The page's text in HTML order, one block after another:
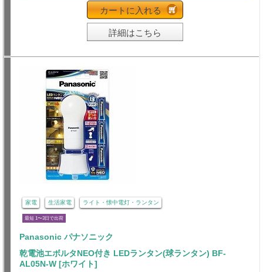
カートに入れる
詳細はこちら
家電 生活家電 ライト・懐中電灯・ランタン
最短 1〜3日で出荷
Panasonic パナソニック
乾電池エボルタNEO付き LEDランタン(球ランタン) BF-
AL05N-W [ホワイト]